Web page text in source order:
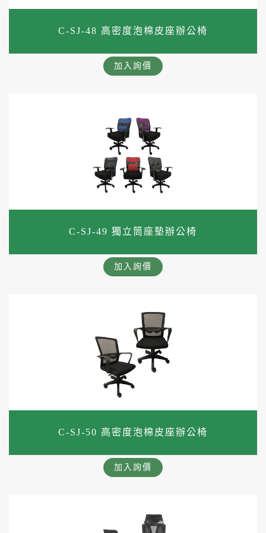
C-SJ-48 高密度泡棉皮座辦公椅
加入詢價
C-SJ-49 獨立筒座墊辦公椅
加入詢價
C-SJ-50 高密度泡棉皮座辦公椅
加入詢價